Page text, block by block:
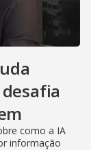
como a IA
informação